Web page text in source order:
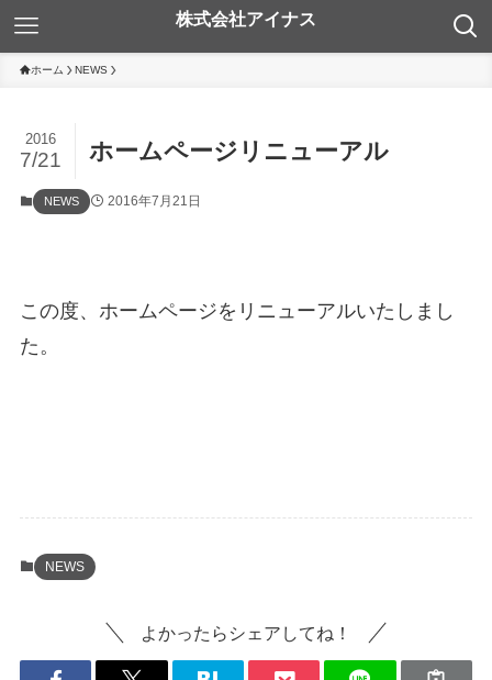
ホーム NEWS
ホームページリニューアル
2016
7/21
NEWS 2016年7月21日
この度、ホームページをリニューアルいたしまし
た。
NEWS
よかったらシェアしてね！